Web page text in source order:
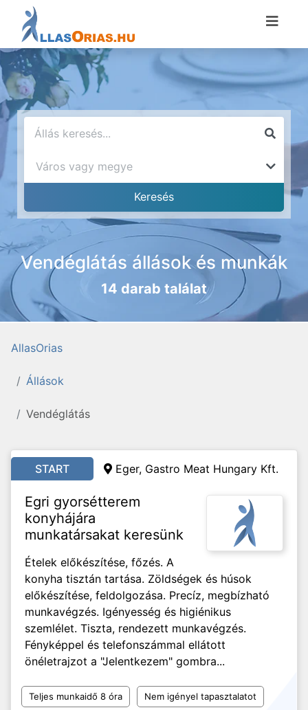
Vendéglátás állások és munkák
14 darab találat
AllasOrias
Állások
Vendéglátás
START Eger, Gastro Meat Hungary Kft.
Egri gyorsétterem
konyhájára
munkatársakat keresünk
Ételek előkészítése, főzés. A
konyha tisztán tartása. Zöldségek és húsok
előkészítése, feldolgozása. Precíz, megbízható
munkavégzés. Igényesség és higiénikus
szemlélet. Tiszta, rendezett munkavégzés.
Fényképpel és telefonszámmal ellátott
önéletrajzot a "Jelentkezem" gombra...
Teljes munkaidő 8 óra Nem igényel tapasztalatot